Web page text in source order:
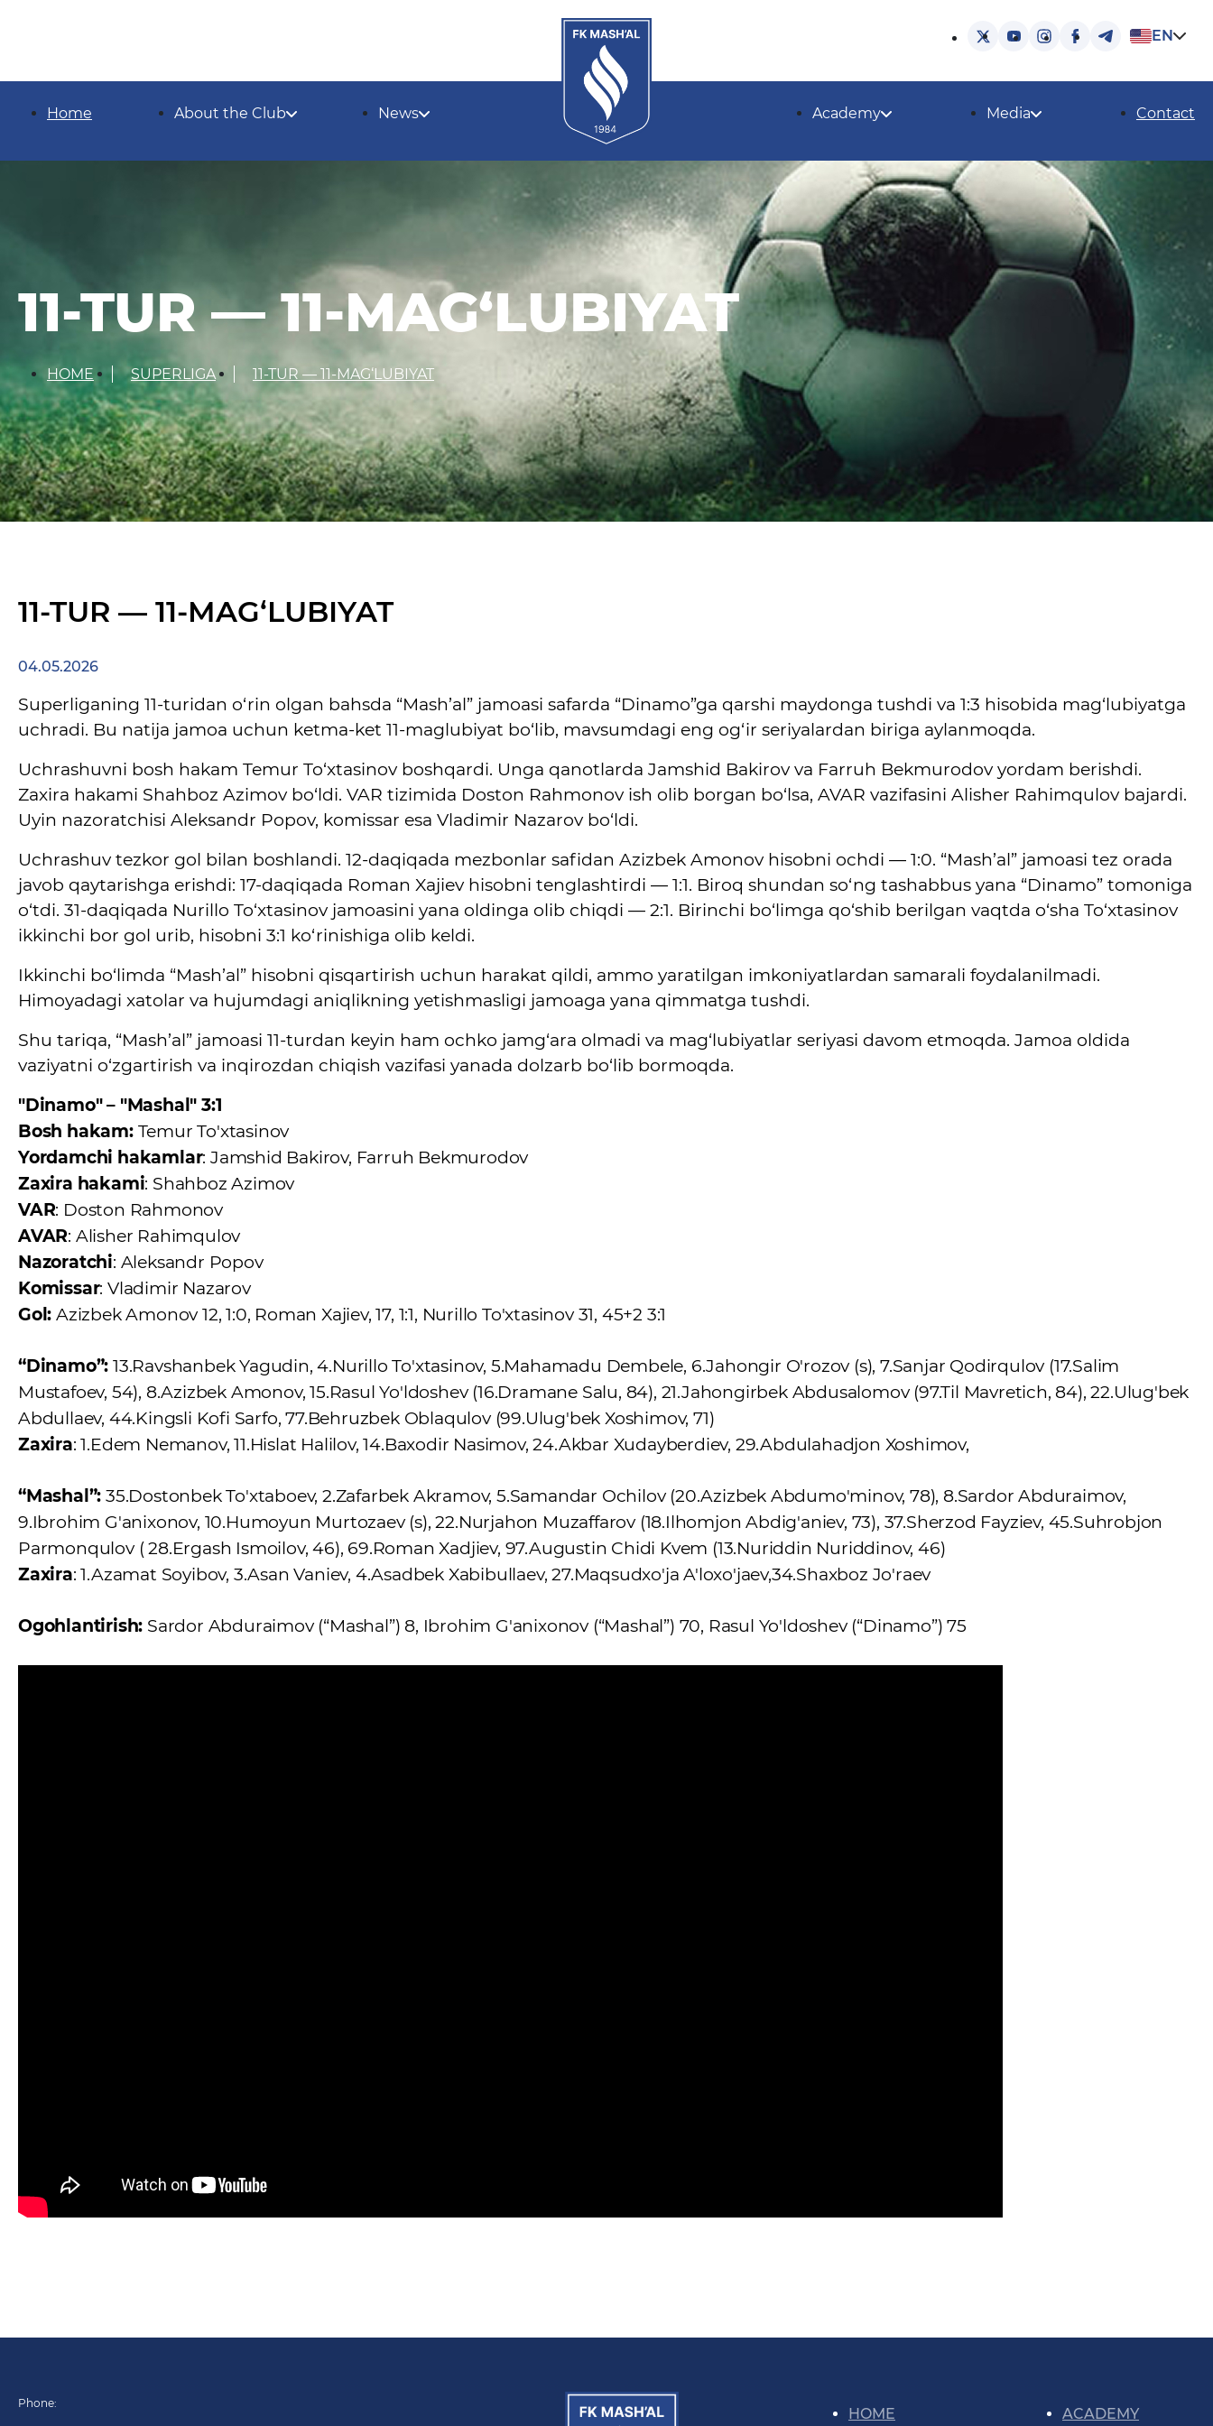
EN
Home About the Club News Academy Media Contact
11-TUR — 11-MAG‘LUBIYAT
HOME SUPERLIGA 11-TUR — 11-MAG‘LUBIYAT
11-TUR — 11-MAG‘LUBIYAT
04.05.2026
Superliganing 11-turidan o‘rin olgan bahsda “Mash’al” jamoasi safarda “Dinamo”ga qarshi maydonga tushdi va 1:3 hisobida mag‘lubiyatga
uchradi. Bu natija jamoa uchun ketma-ket 11-maglubiyat bo‘lib, mavsumdagi eng og‘ir seriyalardan biriga aylanmoqda.
Uchrashuvni bosh hakam Temur To‘xtasinov boshqardi. Unga qanotlarda Jamshid Bakirov va Farruh Bekmurodov yordam berishdi.
Zaxira hakami Shahboz Azimov bo‘ldi. VAR tizimida Doston Rahmonov ish olib borgan bo‘lsa, AVAR vazifasini Alisher Rahimqulov bajardi.
Uyin nazoratchisi Aleksandr Popov, komissar esa Vladimir Nazarov bo‘ldi.
Uchrashuv tezkor gol bilan boshlandi. 12-daqiqada mezbonlar safidan Azizbek Amonov hisobni ochdi — 1:0. “Mash’al” jamoasi tez orada
javob qaytarishga erishdi: 17-daqiqada Roman Xajiev hisobni tenglashtirdi — 1:1. Biroq shundan so‘ng tashabbus yana “Dinamo” tomoniga
o‘tdi. 31-daqiqada Nurillo To‘xtasinov jamoasini yana oldinga olib chiqdi — 2:1. Birinchi bo‘limga qo‘shib berilgan vaqtda o‘sha To‘xtasinov
ikkinchi bor gol urib, hisobni 3:1 ko‘rinishiga olib keldi.
Ikkinchi bo‘limda “Mash’al” hisobni qisqartirish uchun harakat qildi, ammo yaratilgan imkoniyatlardan samarali foydalanilmadi.
Himoyadagi xatolar va hujumdagi aniqlikning yetishmasligi jamoaga yana qimmatga tushdi.
Shu tariqa, “Mash’al” jamoasi 11-turdan keyin ham ochko jamg‘ara olmadi va mag‘lubiyatlar seriyasi davom etmoqda. Jamoa oldida
vaziyatni o‘zgartirish va inqirozdan chiqish vazifasi yanada dolzarb bo‘lib bormoqda.
"Dinamo" – "Mashal" 3:1
Bosh hakam:Temur To'xtasinov
Yordamchi hakamlar: Jamshid Bakirov, Farruh Bekmurodov
Zaxira hakami: Shahboz Azimov
VAR: Doston Rahmonov
AVAR: Alisher Rahimqulov
Nazoratchi: Aleksandr Popov
Komissar: Vladimir Nazarov
Gol: Azizbek Amonov 12, 1:0, Roman Xajiev, 17, 1:1, Nurillo To'xtasinov 31, 45+2 3:1
“Dinamo”: 13.Ravshanbek Yagudin, 4.Nurillo To'xtasinov, 5.Mahamadu Dembele, 6.Jahongir O'rozov (s), 7.Sanjar Qodirqulov (17.Salim
Mustafoev, 54), 8.Azizbek Amonov, 15.Rasul Yo'ldoshev (16.Dramane Salu, 84), 21.Jahongirbek Abdusalomov (97.Til Mavretich, 84), 22.Ulug'bek
Abdullaev, 44.Kingsli Kofi Sarfo, 77.Behruzbek Oblaqulov (99.Ulug'bek Xoshimov, 71)
Zaxira: 1.Edem Nemanov, 11.Hislat Halilov, 14.Baxodir Nasimov, 24.Akbar Xudayberdiev, 29.Abdulahadjon Xoshimov,
“Mashal”: 35.Dostonbek To'xtaboev, 2.Zafarbek Akramov, 5.Samandar Ochilov (20.Azizbek Abdumo'minov, 78), 8.Sardor Abduraimov,
9.Ibrohim G'anixonov, 10.Humoyun Murtozaev (s), 22.Nurjahon Muzaffarov (18.Ilhomjon Abdig'aniev, 73), 37.Sherzod Fayziev, 45.Suhrobjon
Parmonqulov ( 28.Ergash Ismoilov, 46), 69.Roman Xadjiev, 97.Augustin Chidi Kvem (13.Nuriddin Nuriddinov, 46)
Zaxira: 1.Azamat Soyibov, 3.Asan Vaniev, 4.Asadbek Xabibullaev, 27.Maqsudxo'ja A'loxo'jaev,34.Shaxboz Jo'raev
Ogohlantirish: Sardor Abduraimov (“Mashal”) 8, Ibrohim G'anixonov (“Mashal”) 70, Rasul Yo'ldoshev (“Dinamo”) 75
Phone:
HOME ACADEMY